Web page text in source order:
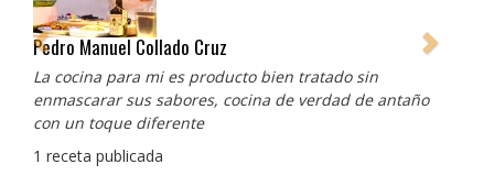
Pedro Manuel Collado Cruz
La cocina para mi es producto bien tratado sin
enmascarar sus sabores, cocina de verdad de antaño
con un toque diferente
1 receta publicada